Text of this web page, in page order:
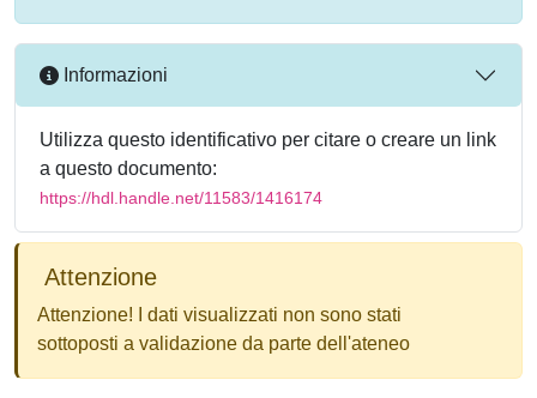
Informazioni
Utilizza questo identificativo per citare o creare un link
a questo documento:
https://hdl.handle.net/11583/1416174
Attenzione
Attenzione! I dati visualizzati non sono stati
sottoposti a validazione da parte dell'ateneo